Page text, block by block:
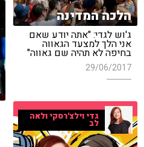
הלכה המדינה
ג'וש לגדי: "אתה יודע שאם
אני הלך למצעד הגאווה
בחיפה לא תהיה שם גאווה"
29/06/2017
גדי וילצ'רסקי ולאה
לב